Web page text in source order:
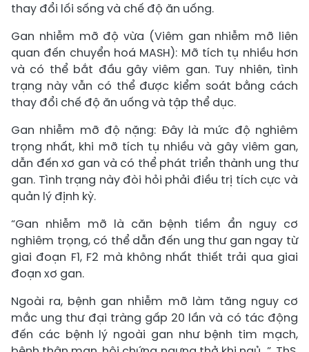
thay đổi lối sống và chế độ ăn uống.
Gan nhiễm mỡ độ vừa (Viêm gan nhiễm mỡ liên
quan đến chuyển hoá MASH): Mỡ tích tụ nhiều hơn
và có thể bắt đầu gây viêm gan. Tuy nhiên, tình
trạng này vẫn có thể được kiểm soát bằng cách
thay đổi chế độ ăn uống và tập thể dục.
Gan nhiễm mỡ độ nặng: Đây là mức độ nghiêm
trọng nhất, khi mỡ tích tụ nhiều và gây viêm gan,
dẫn đến xơ gan và có thể phát triển thành ung thư
gan. Tình trạng này đòi hỏi phải điều trị tích cực và
quản lý định kỳ.
“Gan nhiễm mỡ là căn bệnh tiềm ẩn nguy cơ
nghiêm trọng, có thể dẫn đến ung thư gan ngay từ
giai đoạn F1, F2 mà không nhất thiết trải qua giai
đoạn xơ gan.
Ngoài ra, bệnh gan nhiễm mỡ làm tăng nguy cơ
mắc ung thư đại tràng gấp 20 lần và có tác động
đến các bệnh lý ngoài gan như bệnh tim mạch,